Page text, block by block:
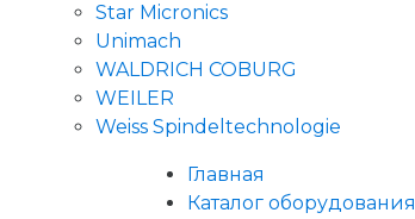
Star Micronics
Unimach
WALDRICH COBURG
WEILER
Weiss Spindeltechnologie
Главная
Каталог оборудования